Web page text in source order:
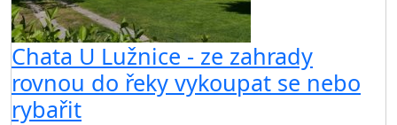
Chata U Lužnice - ze zahrady
rovnou do řeky vykoupat se nebo
rybařit